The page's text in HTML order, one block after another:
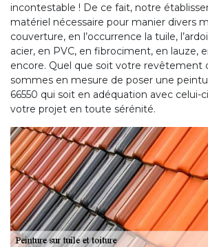
incontestable ! De ce fait, notre
matériel nécessaire pour manier divers
couverture, en l’occurrence la tuile,
acier, en PVC, en fibrociment, en lauze,
encore. Quel que soit votre revêtement
sommes en mesure de poser une
66550 qui soit en adéquation avec celui-
votre projet en toute sérénité.